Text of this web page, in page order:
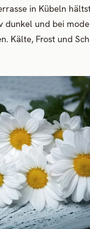
in Kübeln
dunkel und bei
Kälte, Frost und